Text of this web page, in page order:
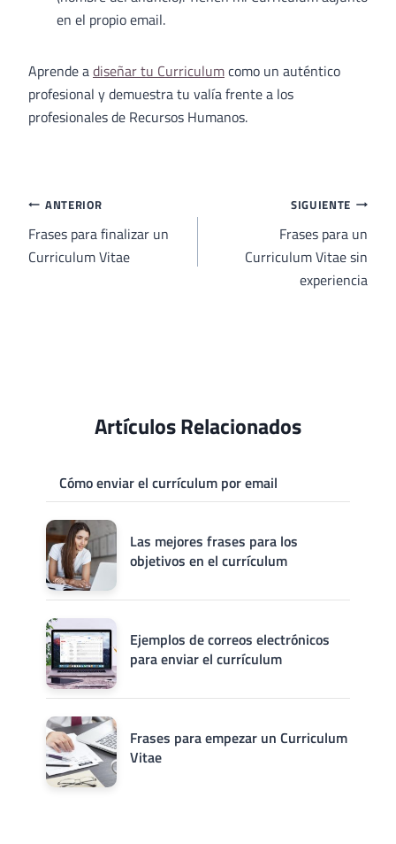
en el propio email.
Aprende adiseñar tu Curriculumcomo un auténtico
profesional y demuestra tu valía frente a los
profesionales de Recursos Humanos.
Navegación
de
entradas
ANTERIOR
Frases para finalizar un
Curriculum Vitae
SIGUIENTE
Frases para un
Curriculum Vitae sin
experiencia
Artículos Relacionados
Cómo enviar el currículum por email
Las mejores frases para los
objetivos en el currículum
Ejemplos de correos electrónicos
para enviar el currículum
Frases para empezar un Curriculum
Vitae